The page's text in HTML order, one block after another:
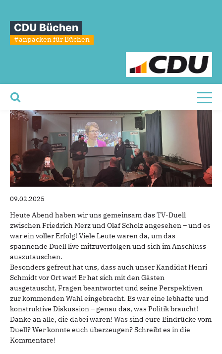
CDU Büchen
#anpacken für Büchen
Sie sind hier
PolitischesTV-Duell
Diskussionenmit
09.02.2025
Heute Abend haben wir uns gemeinsam das TV-Duell
zwischen Friedrich Merz und Olaf Scholz angesehen – und es
war ein voller Erfolg! Viele Leute waren da, um das
spannende Duell live mitzuverfolgen und sich im Anschluss
auszutauschen.
Besonders gefreut hat uns, dass auch unser Kandidat Henri
Schmidt vor Ort war! Er hat sich mit den Gästen
ausgetauscht, Fragen beantwortet und seine Perspektiven
zur kommenden Wahl eingebracht. Es war eine lebhafte und
konstruktive Diskussion – genau das, was Politik braucht!
Danke an alle, die dabei waren! Was sind eure Eindrücke vom
Duell? Wer konnte euch überzeugen? Schreibt es in die
Kommentare!